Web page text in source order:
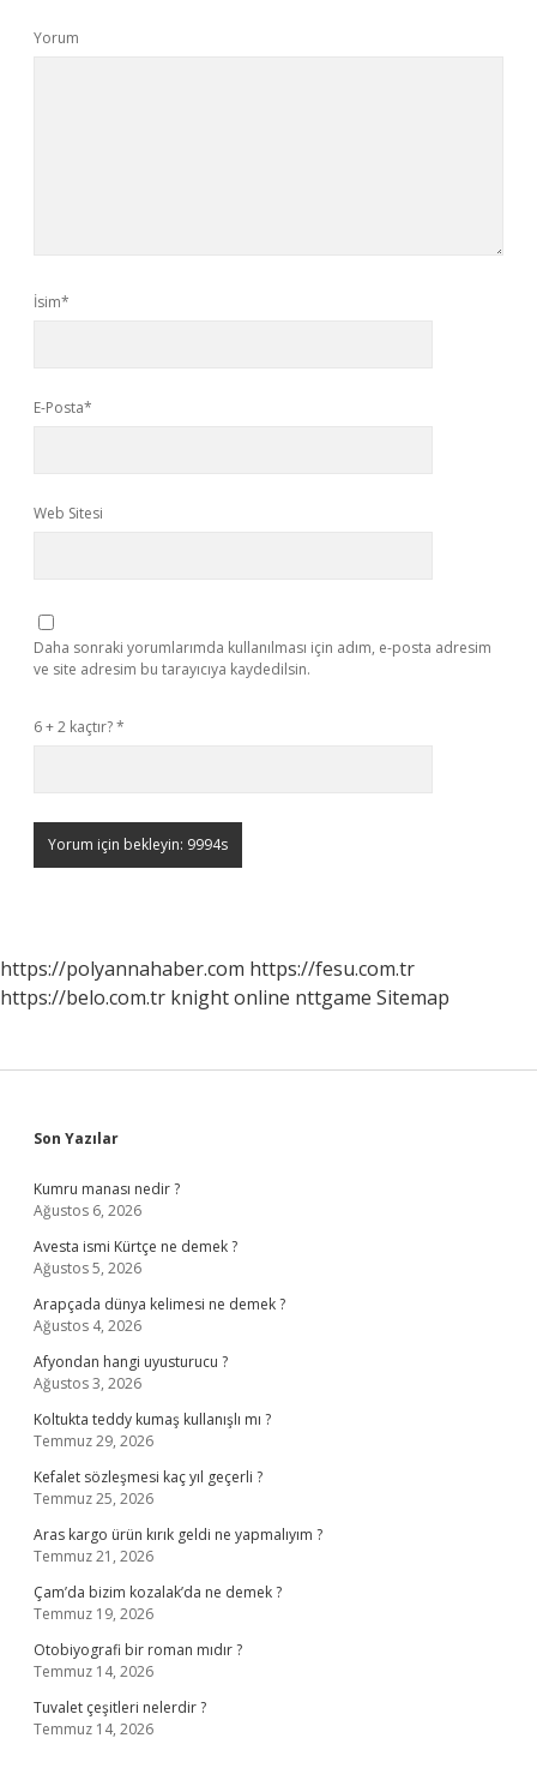
Yorum
İsim*
E-Posta*
Web Sitesi
Daha sonraki yorumlarımda kullanılması için adım, e-posta adresim
ve site adresim bu tarayıcıya kaydedilsin.
6 + 2 kaçtır?*
https://polyannahaber.com https://fesu.com.tr
https://belo.com.tr knight online nttgame Sitemap
Sidebar
Son Yazılar
Kumru manası nedir ?
Ağustos 6, 2026
Avesta ismi Kürtçe ne demek ?
Ağustos 5, 2026
Arapçada dünya kelimesi ne demek ?
Ağustos 4, 2026
Afyondan hangi uyusturucu ?
Ağustos 3, 2026
Koltukta teddy kumaş kullanışlı mı ?
Temmuz 29, 2026
Kefalet sözleşmesi kaç yıl geçerli ?
Temmuz 25, 2026
Aras kargo ürün kırık geldi ne yapmalıyım ?
Temmuz 21, 2026
Çam’da bizim kozalak’da ne demek ?
Temmuz 19, 2026
Otobiyografi bir roman mıdır ?
Temmuz 14, 2026
Tuvalet çeşitleri nelerdir ?
Temmuz 14, 2026